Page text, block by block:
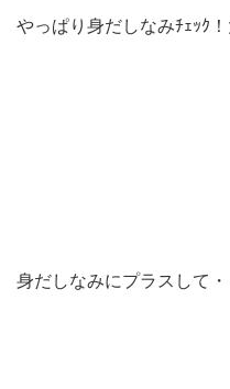
やっぱり身だしなみﾁｪｯｸ！
身だしなみにプラスして・